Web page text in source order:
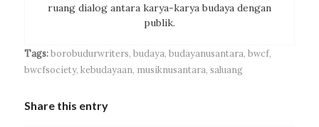
ruang dialog antara karya-karya budaya dengan
publik.
Tags: borobudurwriters, budaya, budayanusantara, bwcf,
bwcfsociety, kebudayaan, musiknusantara, saluang
Share this entry